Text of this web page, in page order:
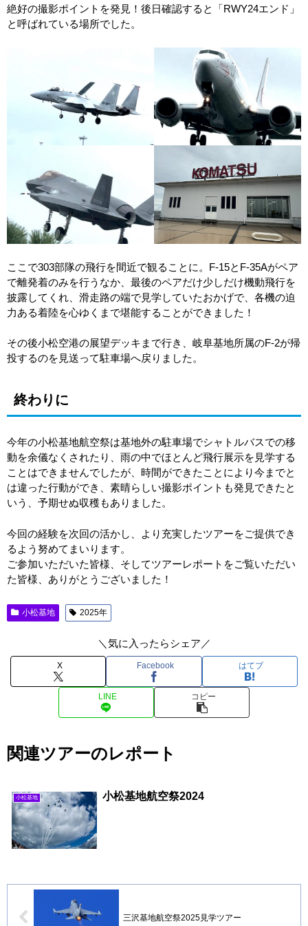
絶好の撮影ポイントを発見！後日確認すると「RWY24エンド」
と呼ばれている場所でした。
ここで303部隊の飛行を間近で観ることに。F-15とF-35Aがペア
で離発着のみを行うなか、最後のペアだけ少しだけ機動飛行を
披露してくれ、滑走路の端で見学していたおかげで、各機の迫
力ある着陸を心ゆくまで堪能することができました！
その後小松空港の展望デッキまで行き、岐阜基地所属のF-2が帰
投するのを見送って駐車場へ戻りました。
終わりに
今年の小松基地航空祭は基地外の駐車場でシャトルバスでの移
動を余儀なくされたり、雨の中でほとんど飛行展示を見学する
ことはできませんでしたが、時間ができたことにより今までと
は違った行動ができ、素晴らしい撮影ポイントも発見できたと
いう、予期せぬ収穫もありました。
今回の経験を次回の活かし、より充実したツアーをご提供でき
るよう努めてまいります。
ご参加いただいた皆様、そしてツアーレポートをご覧いただい
た皆様、ありがとうございました！
小松基地 2025年
＼気に入ったらシェア／
X Facebook はてブ
LINE コピー
関連ツアーのレポート
小松基地 小松基地航空祭2024
三沢基地航空祭2025見学ツアー